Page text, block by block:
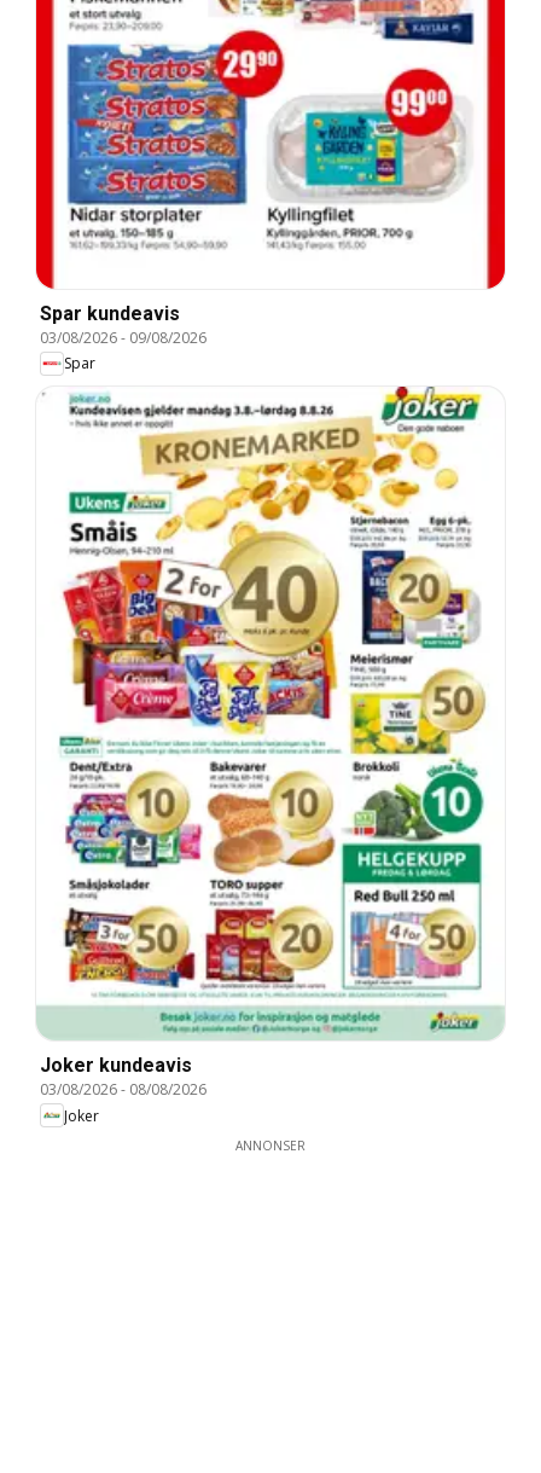
Spar kundeavis
03/08/2026- 09/08/2026
Spar
Joker kundeavis
03/08/2026- 08/08/2026
Joker
ANNONSER